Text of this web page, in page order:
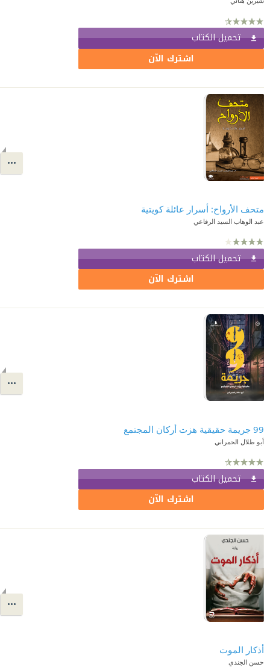
تحميل الكتاب
اشترك الآن
متحف الأرواح: أسرار عائلة كويتية
عبد الوهاب السيد الرفاعي
تحميل الكتاب
اشترك الآن
99 جريمة حقيقية هزت أركان المجتمع
أبو طلال الحمراني
تحميل الكتاب
اشترك الآن
أذكار الموت
حسن الجندي